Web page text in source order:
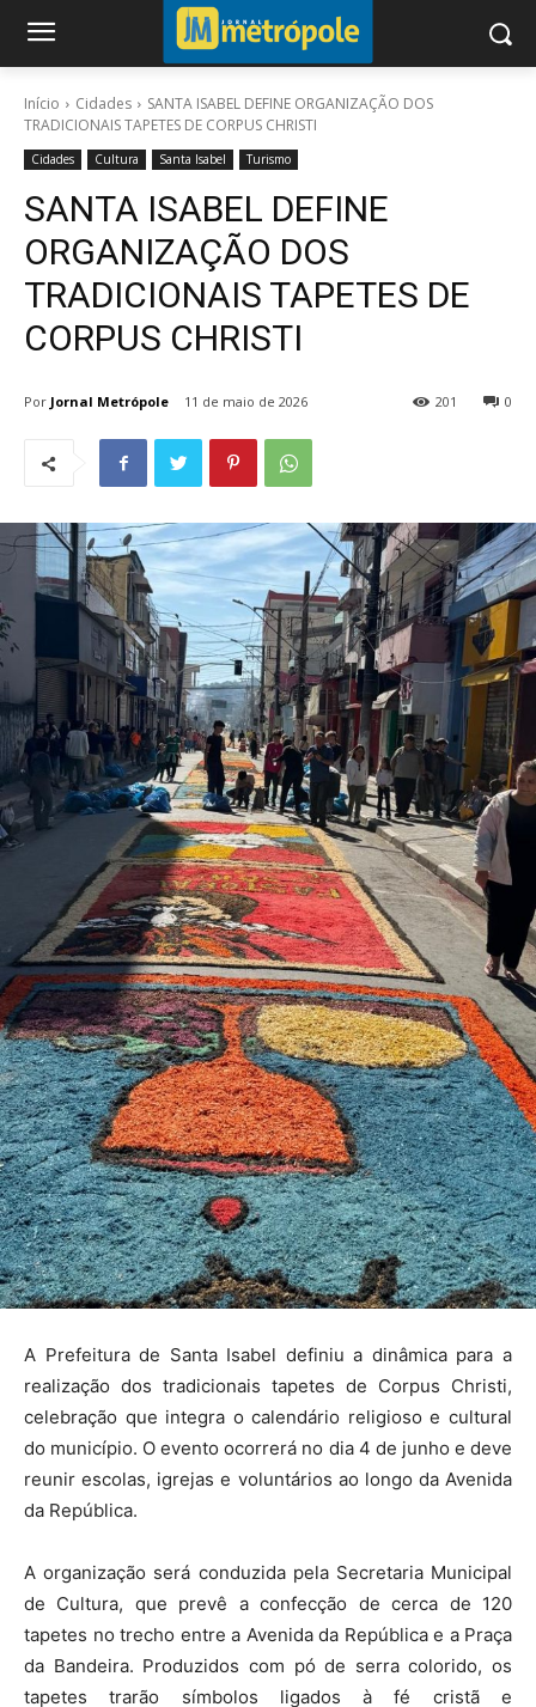
Início Cidades
SANTA ISABEL DEFINE ORGANIZAÇÃO DOS
TRADICIONAIS TAPETES DE CORPUS CHRISTI
Cidades Cultura Santa Isabel Turismo
SANTA ISABEL DEFINE
ORGANIZAÇÃO DOS
TRADICIONAIS TAPETES DE
CORPUS CHRISTI
Por Jornal Metrópole 11 de maio de 2026 0
201
A Prefeitura de Santa Isabel definiu a dinâmica para a
realização dos tradicionais tapetes de Corpus Christi,
celebração que integra o calendário religioso e cultural
do município. O evento ocorrerá no dia 4 de junho e deve
reunir escolas, igrejas e voluntários ao longo da Avenida
da República.
A organização será conduzida pela Secretaria Municipal
de Cultura, que prevê a confecção de cerca de 120
tapetes no trecho entre a Avenida da República e a Praça
da Bandeira. Produzidos com pó de serra colorido, os
tapetes trarão símbolos ligados à fé cristã e